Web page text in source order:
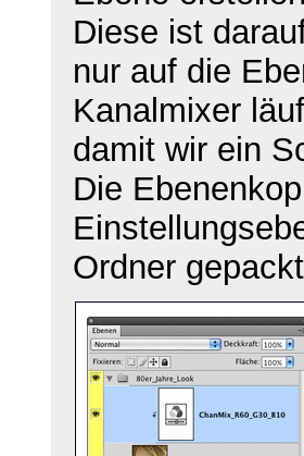
Diese ist
nur auf die
Kanalmixer
damit wir ein
Die
Ordner